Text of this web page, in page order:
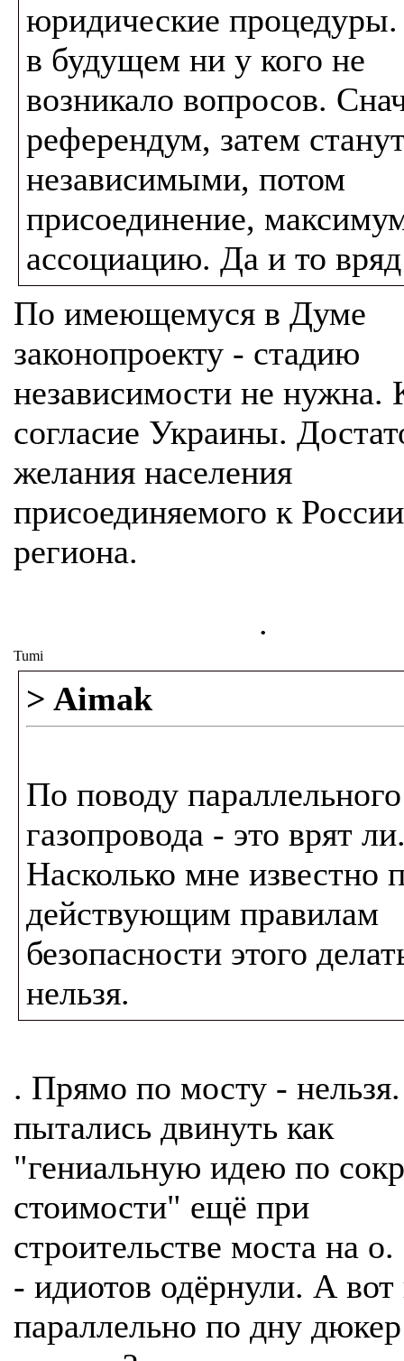
юридические
в будущем ни у кого не
возникало вопросов.
референдум, затем
независимыми, потом
присоединение,
ассоциацию. Да и то
По имеющемуся в Думе
законопроекту - стадию
независимости не нужна.
согласие Украины.
желания населения
присоединяемого к России
региона.
.
Tumi
> Aimak
По поводу параллельного
газопровода - это врят
Насколько мне известно
действующим правилам
безопасности этого
нельзя.
. Прямо по мосту -
пытались двинуть как
"гениальную идею по
стоимости" ещё при
строительстве моста на
- идиотов одёрнули. А вот
параллельно по дну